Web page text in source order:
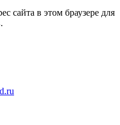
сайта в этом браузере для